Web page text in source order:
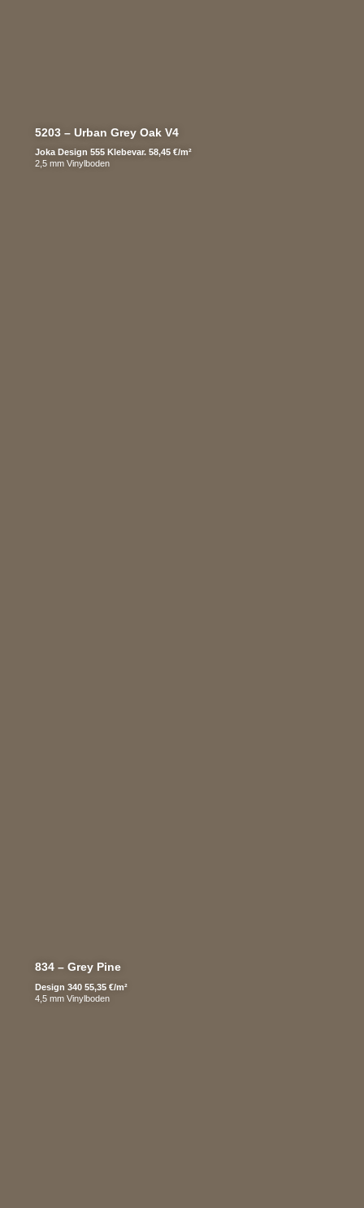
5203 – Urban Grey Oak V4
Joka Design 555 Klebevar. 58,45 €/m²
2,5 mm Vinylboden
834 – Grey Pine
Design 340 55,35 €/m²
4,5 mm Vinylboden